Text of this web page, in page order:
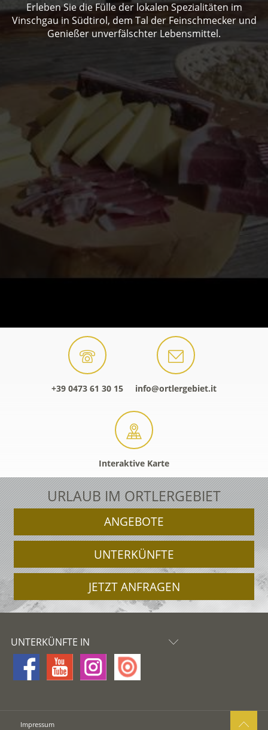
Erleben Sie die Fülle der lokalen Spezialitäten im
Vinschgau in Südtirol, dem Tal der Feinschmecker und
Genießer unverfälschter Lebensmittel.
+39 0473 61 30 15 info@ortlergebiet.it
Interaktive Karte
URLAUB IM ORTLERGEBIET
ANGEBOTE
UNTERKÜNFTE
JETZT ANFRAGEN
UNTERKÜNFTE IN
Impressum